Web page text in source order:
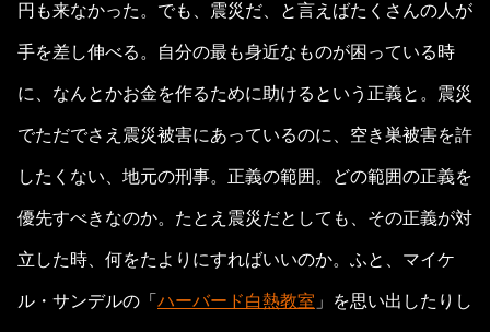
円も来なかった。でも、震災だ、と言えばたくさんの人が
手を差し伸べる。自分の最も身近なものが困っている時
に、なんとかお金を作るために助けるという正義と。震災
でただでさえ震災被害にあっているのに、空き巣被害を許
したくない、地元の刑事。正義の範囲。どの範囲の正義を
優先すべきなのか。たとえ震災だとしても、その正義が対
立した時、何をたよりにすればいいのか。ふと、マイケ
ル・サンデルの「 ハーバード白熱教室 」を思い出したりし